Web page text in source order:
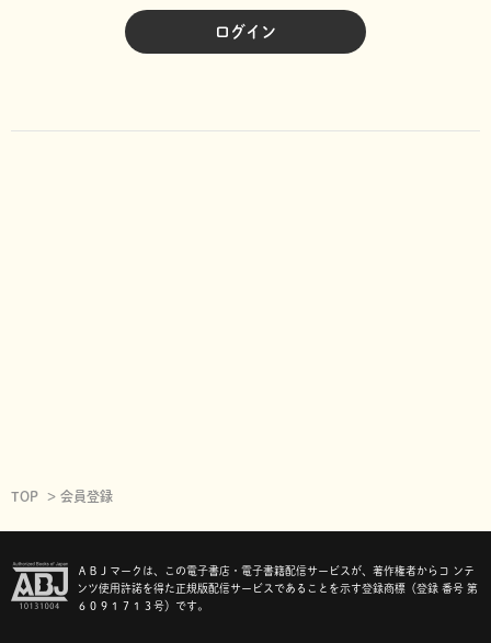
ログイン
TOP 会員登録
ＡＢＪマークは、この電子書店・電子書籍配信サービスが、著作権者からコ ンテ
ンツ使用許諾を得た正規版配信サービスであることを示す登録商標（登録 番号 第
６０９１７１３号）です。